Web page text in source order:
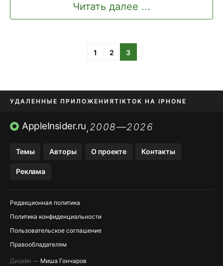
Читать далее ...
1 2 3
УДАЛЕННЫЕ ПРИЛОЖЕНИЯTIKTOK НА IPHONE
ПРИЛОЖЕНИЯ БЕЗ APP STORE
AppleInsider.ru,2008—2026
Темы Авторы О проекте Контакты
Реклама
Редакционная политика
Политика конфиденциальности
Пользовательское соглашение
Правообладателям
Дизайн — Миша Гончаров